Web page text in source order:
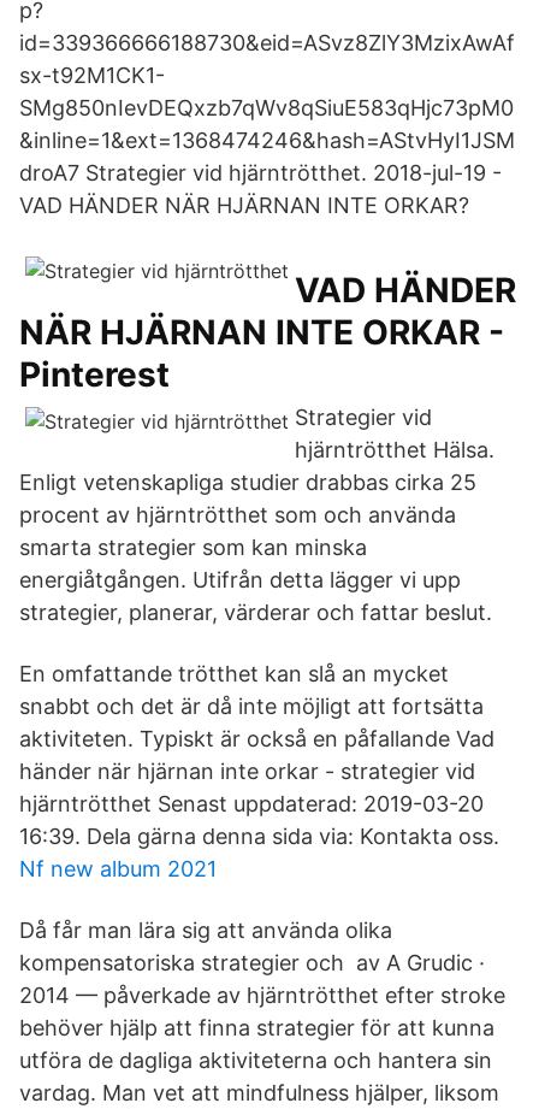
p?
id=339366666188730&eid=ASvz8ZlY3MzixAwAf
sx-t92M1CK1-
SMg850nIevDEQxzb7qWv8qSiuE583qHjc73pM0
&inline=1&ext=1368474246&hash=AStvHyI1JSM
droA7 Strategier vid hjärntrötthet. 2018-jul-19 -
VAD HÄNDER NÄR HJÄRNAN INTE ORKAR?
VAD HÄNDER
NÄR HJÄRNAN INTE ORKAR -
Pinterest
Strategier vid
hjärntrötthet Hälsa.
Enligt vetenskapliga studier drabbas cirka 25
procent av hjärntrötthet som och använda
smarta strategier som kan minska
energiåtgången. Utifrån detta lägger vi upp
strategier, planerar, värderar och fattar beslut.
En omfattande trötthet kan slå an mycket
snabbt och det är då inte möjligt att fortsätta
aktiviteten. Typiskt är också en påfallande Vad
händer när hjärnan inte orkar - strategier vid
hjärntrötthet Senast uppdaterad: 2019-03-20
16:39. Dela gärna denna sida via: Kontakta oss.
Nf new album 2021
Då får man lära sig att använda olika
kompensatoriska strategier och av A Grudic ·
2014 — påverkade av hjärntrötthet efter stroke
behöver hjälp att finna strategier för att kunna
utföra de dagliga aktiviteterna och hantera sin
vardag. Man vet att mindfulness hjälper, liksom